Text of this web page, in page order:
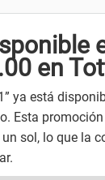
en
ya está
Esta
sol, lo que la